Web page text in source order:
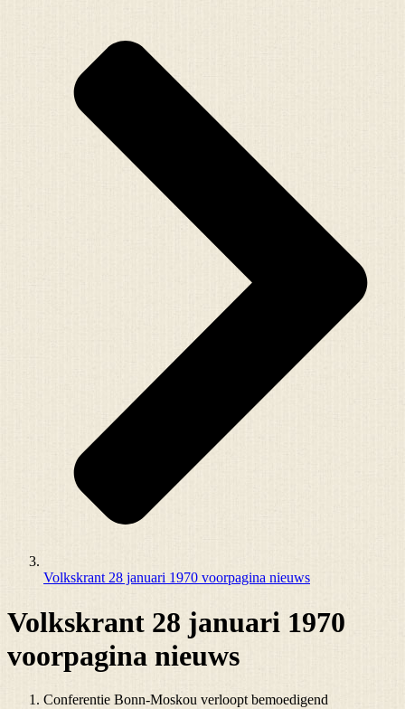
Volkskrant 28 januari 1970 voorpagina nieuws
Volkskrant 28 januari 1970
voorpagina nieuws
Conferentie Bonn-Moskou verloopt bemoedigend